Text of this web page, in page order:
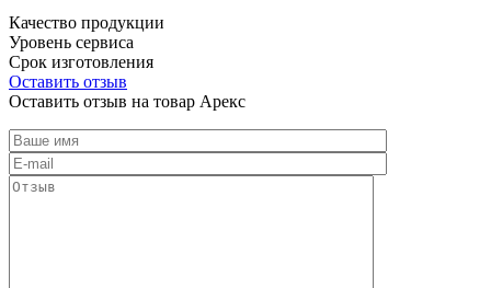
Качество продукции
Уровень сервиса
Срок изготовления
Оставить отзыв
Оставить отзыв на товар Арекс